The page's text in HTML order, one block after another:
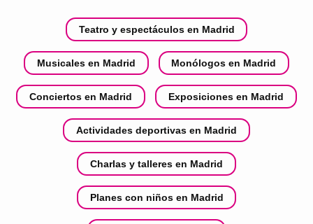
Teatro y espectáculos en Madrid
Musicales en Madrid Monólogos en Madrid
Conciertos en Madrid Exposiciones en Madrid
Actividades deportivas en Madrid
Charlas y talleres en Madrid
Planes con niños en Madrid